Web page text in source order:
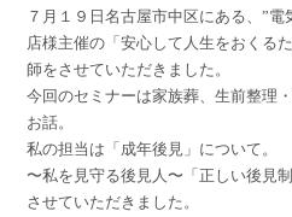
７月１９日名古屋市中区にある、”
店様主催の「安心して人生をおくる
師をさせていただきました。
今回のセミナーは家族葬、生前整理
お話。
私の担当は「成年後見」について。
〜私を見守る後見人〜「正しい後見
させていただきました。